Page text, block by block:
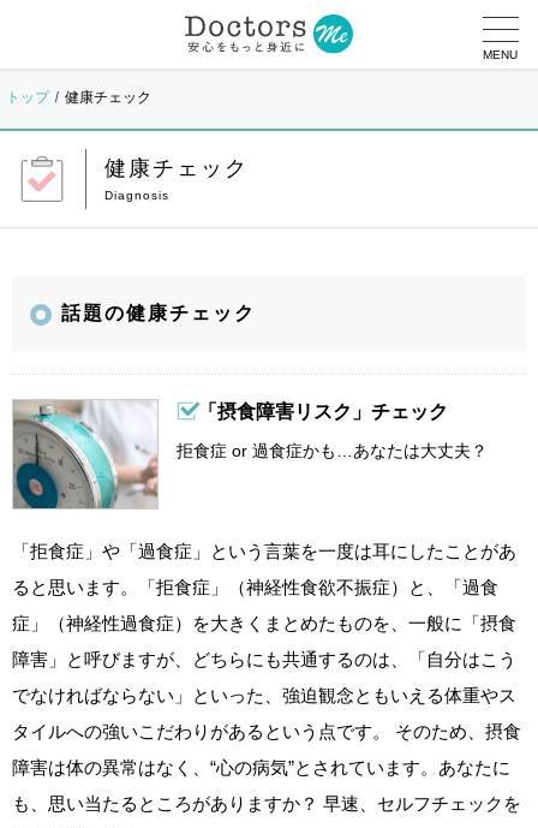
MENU
トップ 健康チェック
健康チェック
話題の健康チェック
「摂食障害リスク」チェック
拒食症 or 過食症かも…あなたは大丈夫？
「拒食症」や「過食症」という言葉を一度は耳にしたことがあ
ると思います。「拒食症」（神経性食欲不振症）と、「過食
症」（神経性過食症）を大きくまとめたものを、一般に「摂食
障害」と呼びますが、どちらにも共通するのは、「自分はこう
でなければならない」といった、強迫観念ともいえる体重やス
タイルへの強いこだわりがあるという点です。 そのため、摂食
障害は体の異常はなく、“心の病気”とされています。あなたに
も、思い当たるところがありますか？ 早速、セルフチェックを